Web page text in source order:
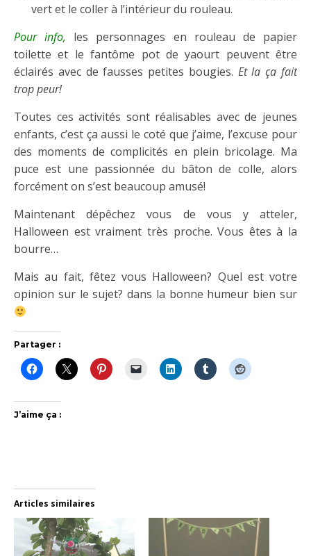
vert et le coller à l’intérieur du rouleau.
Pour info, les personnages en rouleau de papier
toilette et le fantôme pot de yaourt peuvent être
éclairés avec de fausses petites bougies. Et la ça fait
trop peur!
Toutes ces activités sont réalisables avec de jeunes
enfants, c’est ça aussi le coté que j’aime, l’excuse pour
des moments de complicités en plein bricolage. Ma
puce est une passionnée du bâton de colle, alors
forcément on s’est beaucoup amusé!
Maintenant dépêchez vous de vous y atteler,
Halloween est vraiment très proche. Vous êtes à la
bourre…
Mais au fait, fêtez vous Halloween? Quel est votre
opinion sur le sujet? dans la bonne humeur bien sur
Partager :
J’aime ça :
Articles similaires